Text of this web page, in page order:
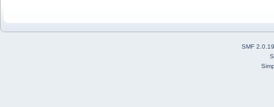
SMF 2.0.19